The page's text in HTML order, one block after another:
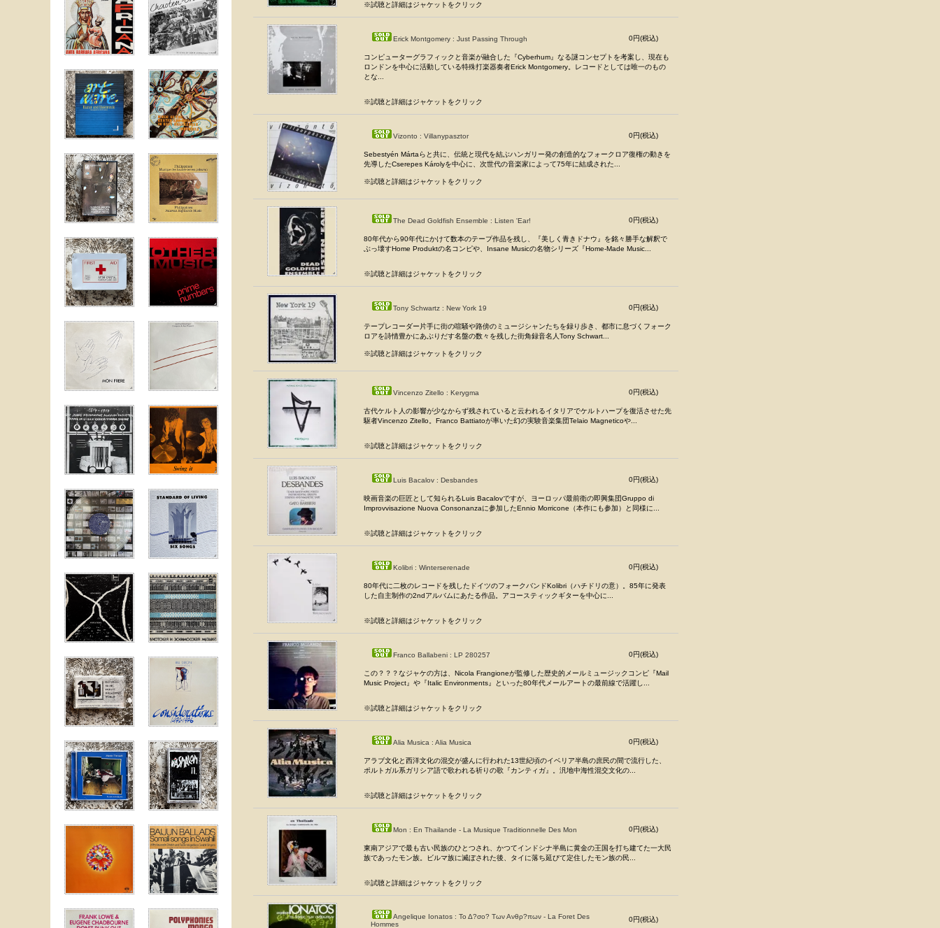
※試聴と詳細はジャケットをクリック
Erick Montgomery : Just Passing Through 0円(税込)
コンピューターグラフィックと音楽が融合した『Cyberhum』なる謎コンセプトを考案し、現在も
ロンドンを中心に活動している特殊打楽器奏者Erick Montgomery。レコードとしては唯一のもの
とな...
※試聴と詳細はジャケットをクリック
Vizonto : Villanypasztor 0円(税込)
Sebestyén Mártaらと共に、伝統と現代を結ぶハンガリー発の創造的なフォークロア復権の動きを
先導したCserepes Károlyを中心に、次世代の音楽家によって75年に結成された...
※試聴と詳細はジャケットをクリック
The Dead Goldfish Ensemble : Listen 'Ear! 0円(税込)
80年代から90年代にかけて数本のテープ作品を残し、『美しく青きドナウ』を銘々勝手な解釈で
ぶっ壊すHome Produktの名コンピや、Insane Musicの名物シリーズ『Home-Made Music...
※試聴と詳細はジャケットをクリック
Tony Schwartz : New York 19 0円(税込)
テープレコーダー片手に街の喧騒や路傍のミュージシャンたちを録り歩き、都市に息づくフォーク
ロアを詩情豊かにあぶりだす名盤の数々を残した街角録音名人Tony Schwart...
※試聴と詳細はジャケットをクリック
Vincenzo Zitello : Kerygma 0円(税込)
古代ケルト人の影響が少なからず残されていると云われるイタリアでケルトハープを復活させた先
駆者Vincenzo Zitello。Franco Battiatoが率いた幻の実験音楽集団Telaio Magneticoや...
※試聴と詳細はジャケットをクリック
Luis Bacalov : Desbandes 0円(税込)
映画音楽の巨匠として知られるLuis Bacalovですが、ヨーロッパ最前衛の即興集団Gruppo di
Improvvisazione Nuova Consonanzaに参加したEnnio Morricone（本作にも参加）と同様に...
※試聴と詳細はジャケットをクリック
Kolibri : Winterserenade 0円(税込)
80年代に二枚のレコードを残したドイツのフォークバンドKolibri（ハチドリの意）。85年に発表
した自主制作の2ndアルバムにあたる作品。アコースティックギターを中心に...
※試聴と詳細はジャケットをクリック
Franco Ballabeni : LP 280257 0円(税込)
この？？？なジャケの方は、Nicola Frangioneが監修した歴史的メールミュージックコンピ『Mail
Music Project』や『Italic Environments』といった80年代メールアートの最前線で活躍し...
※試聴と詳細はジャケットをクリック
Alia Musica : Alia Musica 0円(税込)
アラブ文化と西洋文化の混交が盛んに行われた13世紀頃のイベリア半島の庶民の間で流行した、
ポルトガル系ガリシア語で歌われる祈りの歌『カンティガ』。汎地中海性混交文化の...
※試聴と詳細はジャケットをクリック
Mon : En Thailande - La Musique Traditionnelle Des Mon 0円(税込)
東南アジアで最も古い民族のひとつされ、かつてインドシナ半島に黄金の王国を打ち建てた一大民
族であったモン族。ビルマ族に滅ぼされた後、タイに落ち延びて定住したモン族の民...
※試聴と詳細はジャケットをクリック
Angelique Ionatos : Το Δ?σο? Των Ανθρ?πων - La Foret Des
Hommes
0円(税込)